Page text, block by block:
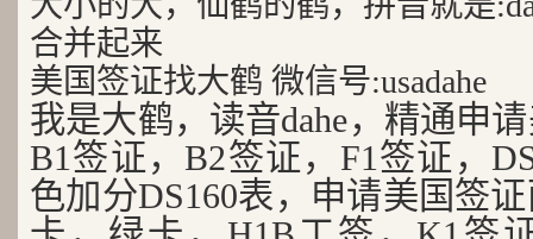
合并起来
美国签证找大鹤 微信号:usadahe
我是大鹤，读音dahe，精通申
B1签证，B2签证，F1签证，
色加分DS160表，申请美国签